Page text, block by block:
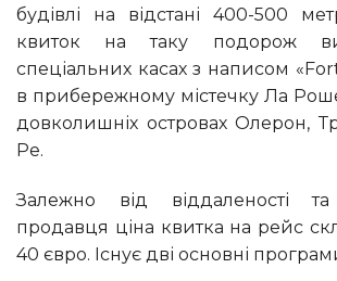
будівлі на відстані 400-500
квиток на таку подорож
спеціальних касах з написом
в прибережному містечку Ла
довколишніх островах Олерон,
Ре.
Залежно від віддаленості та конкретного
продавця ціна квитка на рейс
40 євро. Існує дві основні